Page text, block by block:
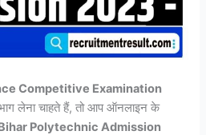
Competitive Examination
लेना चाहते हैं, तो आप ऑनलाइन के
Polytechnic Admission